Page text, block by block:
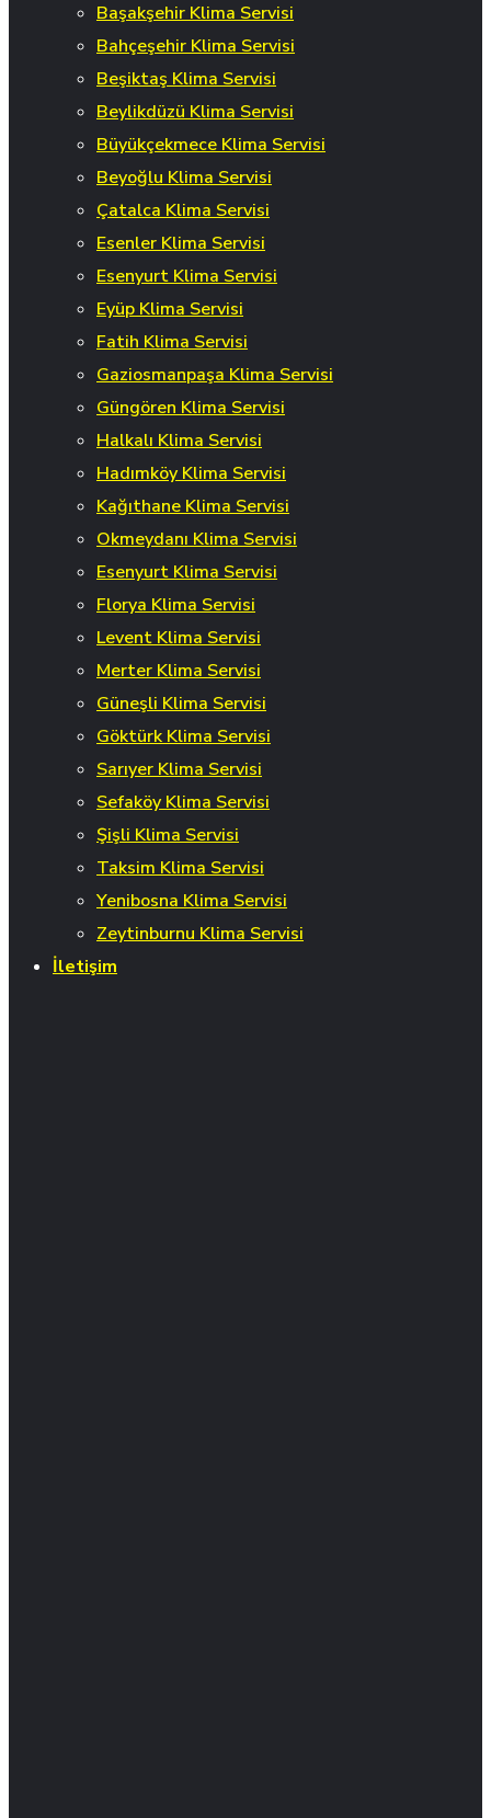
Başakşehir Klima Servisi
Bahçeşehir Klima Servisi
Beşiktaş Klima Servisi
Beylikdüzü Klima Servisi
Büyükçekmece Klima Servisi
Beyoğlu Klima Servisi
Çatalca Klima Servisi
Esenler Klima Servisi
Esenyurt Klima Servisi
Eyüp Klima Servisi
Fatih Klima Servisi
Gaziosmanpaşa Klima Servisi
Güngören Klima Servisi
Halkalı Klima Servisi
Hadımköy Klima Servisi
Kağıthane Klima Servisi
Okmeydanı Klima Servisi
Esenyurt Klima Servisi
Florya Klima Servisi
Levent Klima Servisi
Merter Klima Servisi
Güneşli Klima Servisi
Göktürk Klima Servisi
Sarıyer Klima Servisi
Sefaköy Klima Servisi
Şişli Klima Servisi
Taksim Klima Servisi
Yenibosna Klima Servisi
Zeytinburnu Klima Servisi
İletişim